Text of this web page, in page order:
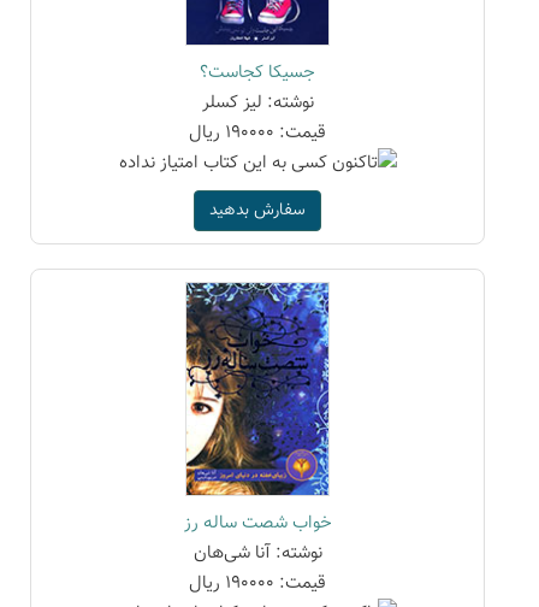
جسیکا کجاست؟
نوشته: لیز کسلر
قیمت: 190000 ریال
سفارش بدهید
خواب شصت ساله رز
نوشته: آنا شی‌هان
قیمت: 190000 ریال